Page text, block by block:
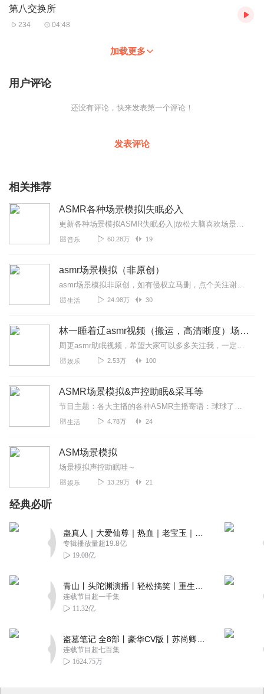
第八交换所
234 04:48
加载更多
用户评论
还没有评论，快来发表第一个评论！
发表评论
相关推荐
ASMR各种场景模拟|失眠必入
更新各种场景模拟ASMR失眠必入|放松大脑喜欢场景模拟的宝宝不要错过喜欢的话多多订阅点赞哦谢谢支持祝你好梦
音乐 60.28万 19
asmr场景模拟（非原创）
asmr场景模拟非原创，如有侵权立马删，点个关注谢谢大家节目主题：asmr场景模拟适合谁听：失眠人必听更新频率：更新快
生活 24.98万 30
林一睡着辽asmr视频（搬运，高清晰度）场景模拟
周更asmr助眠视频，希望大家可以多多关注我，一定会搬运优质视频的助更林一睡着辽，谢谢大家，有想要投稿的博主可以私信我！
娱乐 2.53万 100
ASMR场景模拟&声控助眠&采耳等
节目主题：各大主播的各种ASMR主播寄语：球球了多给点播放，多给点关注，点赞，订阅
生活 4.78万 24
ASM场景模拟
场景模拟声控助眠哇～
娱乐 13.29万 21
经典必听
专辑播放量超19.8亿
19.08亿
连载节目超一千集
11.32亿
连载节目超七百集
1624.75万